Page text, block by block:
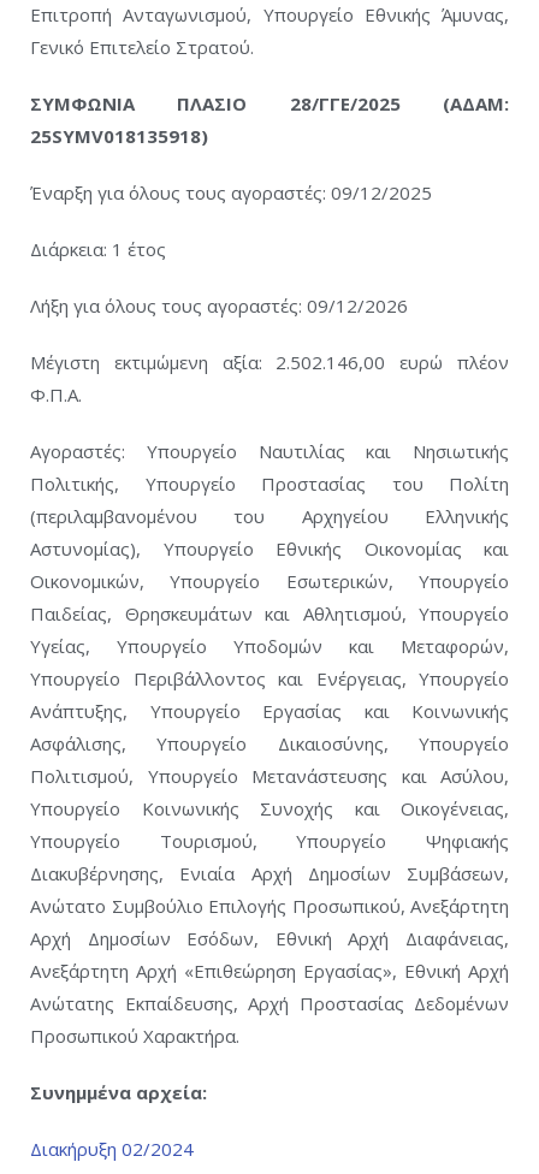
Επιτροπή Ανταγωνισμού, Υπουργείο Εθνικής Άμυνας,
Γενικό Επιτελείο Στρατού.
ΣΥΜΦΩΝΙΑ ΠΛΑΣΙΟ 28/ΓΓΕ/2025 (ΑΔΑΜ:
25SYMV018135918)
Έναρξη για όλους τους αγοραστές: 09/12/2025
Διάρκεια: 1 έτος
Λήξη για όλους τους αγοραστές: 09/12/2026
Μέγιστη εκτιμώμενη αξία: 2.502.146,00 ευρώ πλέον
Φ.Π.Α.
Αγοραστές: Υπουργείο Ναυτιλίας και Νησιωτικής
Πολιτικής, Υπουργείο Προστασίας του Πολίτη
(περιλαμβανομένου του Αρχηγείου Ελληνικής
Αστυνομίας), Υπουργείο Εθνικής Οικονομίας και
Οικονομικών, Υπουργείο Εσωτερικών, Υπουργείο
Παιδείας, Θρησκευμάτων και Αθλητισμού, Υπουργείο
Υγείας, Υπουργείο Υποδομών και Μεταφορών,
Υπουργείο Περιβάλλοντος και Ενέργειας, Υπουργείο
Ανάπτυξης, Υπουργείο Εργασίας και Κοινωνικής
Ασφάλισης, Υπουργείο Δικαιοσύνης, Υπουργείο
Πολιτισμού, Υπουργείο Μετανάστευσης και Ασύλου,
Υπουργείο Κοινωνικής Συνοχής και Οικογένειας,
Υπουργείο Τουρισμού, Υπουργείο Ψηφιακής
Διακυβέρνησης, Ενιαία Αρχή Δημοσίων Συμβάσεων,
Ανώτατο Συμβούλιο Επιλογής Προσωπικού, Ανεξάρτητη
Αρχή Δημοσίων Εσόδων, Εθνική Αρχή Διαφάνειας,
Ανεξάρτητη Αρχή «Επιθεώρηση Εργασίας», Εθνική Αρχή
Ανώτατης Εκπαίδευσης, Αρχή Προστασίας Δεδομένων
Προσωπικού Χαρακτήρα.
Συνημμένα αρχεία:
Διακήρυξη 02/2024